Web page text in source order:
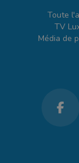
Toute
TV
Média de